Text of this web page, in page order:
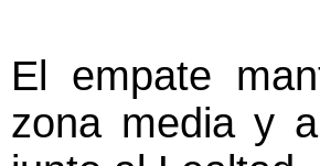
El empate
zona media y